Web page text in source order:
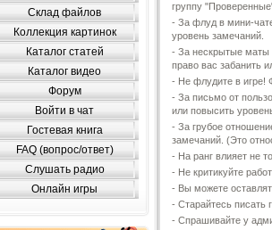
Склад файлов
Коллекция картинок
Каталог статей
Каталог видео
Форум
Войти в чат
Гостевая книга
FAQ (вопрос/ответ)
Слушать радио
Онлайн игры
группу
- За флуд в мини-
уровень замечаний.
- За нескрытые маты
право вас забанить
- Не флудите в игре!
- За письмо от
или повысить
- За грубое
замечаний. (Это
- На ранг влияет не
- Не критикуйте
- Вы можете
- Старайтесь писать
- Спрашивайте у